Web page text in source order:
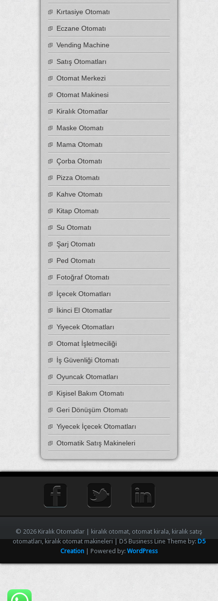
Kırtasiye Otomatı
Eczane Otomatı
Vending Machine
Satış Otomatları
Otomat Merkezi
Otomat Makinesi
Kiralık Otomatlar
Maske Otomatı
Mama Otomatı
Çorba Otomatı
Pizza Otomatı
Kahve Otomatı
Kitap Otomatı
Su Otomatı
Şarj Otomatı
Ped Otomatı
Fotoğraf Otomatı
İçecek Otomatları
İkinci El Otomatlar
Yiyecek Otomatları
Otomat İşletmeciliği
İş Güvenliği Otomatı
Oyuncak Otomatları
Kişisel Bakım Otomatı
Geri Dönüşüm Otomatı
Yiyecek İçecek Otomatları
Otomatik Satış Makineleri
© 2026 Kiralık Otomatlar | kiralık otomat, otomat kirala, kiralık satış
otomatları, kiralık otomat makineleri | D5 Business Line Theme by:D5
Creation | Powered by: WordPress